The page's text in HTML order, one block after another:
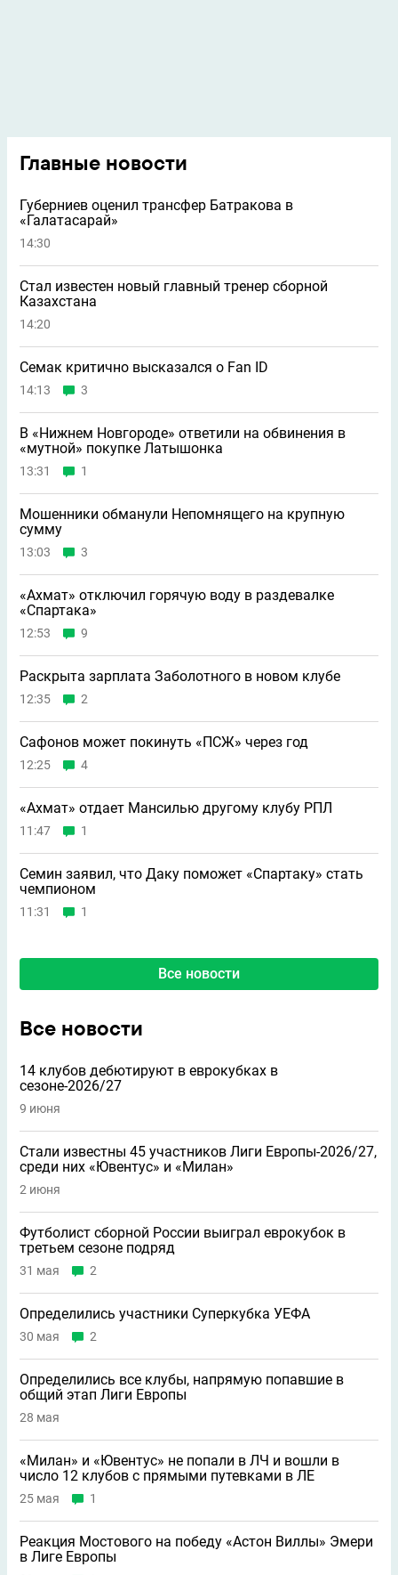
Главные новости
Губерниев оценил трансфер Батракова в
«Галатасарай»
14:30
Стал известен новый главный тренер сборной
Казахстана
14:20
Семак критично высказался о Fan ID
14:13 3
В «Нижнем Новгороде» ответили на обвинения в
«мутной» покупке Латышонка
13:31 1
Мошенники обманули Непомнящего на крупную
сумму
13:03 3
«Ахмат» отключил горячую воду в раздевалке
«Спартака»
12:53 9
Раскрыта зарплата Заболотного в новом клубе
12:35 2
Сафонов может покинуть «ПСЖ» через год
12:25 4
«Ахмат» отдает Мансилью другому клубу РПЛ
11:47 1
Семин заявил, что Даку поможет «Спартаку» стать
чемпионом
11:31 1
Все новости
Все новости
14 клубов дебютируют в еврокубках в
сезоне-2026/27
9 июня
Стали известны 45 участников Лиги Европы-2026/27,
среди них «Ювентус» и «Милан»
2 июня
Футболист сборной России выиграл еврокубок в
третьем сезоне подряд
31 мая 2
Определились участники Суперкубка УЕФА
30 мая 2
Определились все клубы, напрямую попавшие в
общий этап Лиги Европы
28 мая
«Милан» и «Ювентус» не попали в ЛЧ и вошли в
число 12 клубов с прямыми путевками в ЛЕ
25 мая 1
Реакция Мостового на победу «Астон Виллы» Эмери
в Лиге Европы